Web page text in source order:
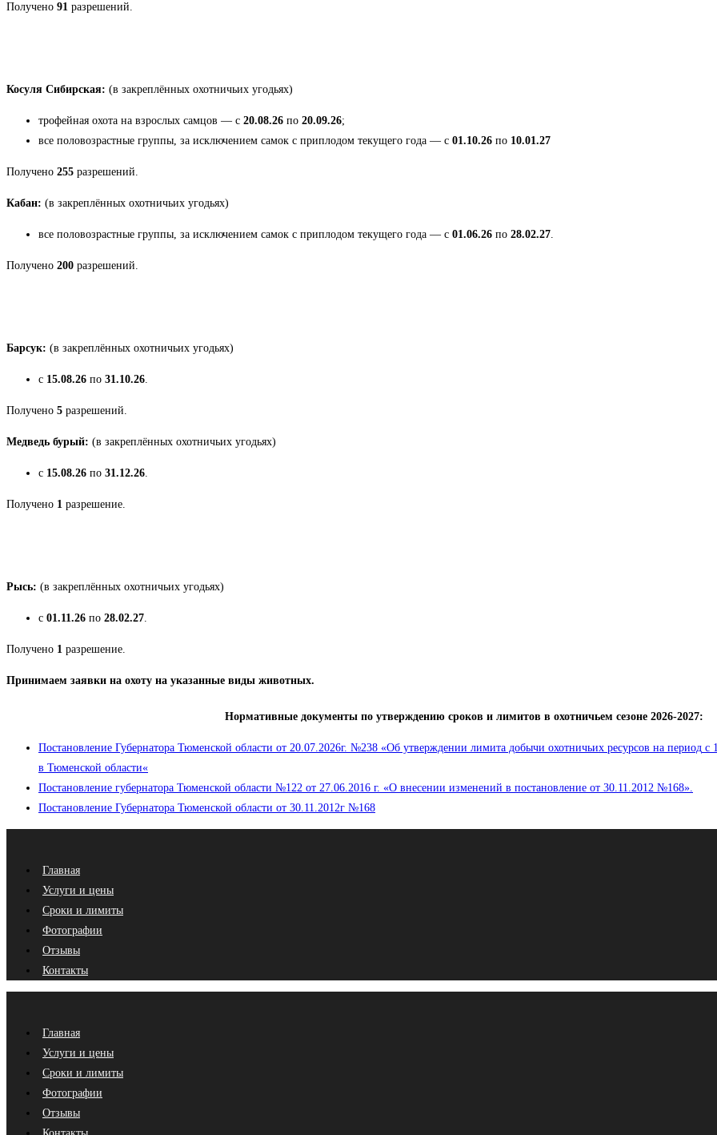
Получено 91 разрешений.
Косуля Сибирская: (в закреплённых охотничьих угодьях)
трофейная охота на взрослых самцов — с 20.08.26 по 20.09.26;
все половозрастные группы, за исключением самок с приплодом текущего года — с 01.10.26 по 10.01.27
Получено 255 разрешений.
Кабан: (в закреплённых охотничьих угодьях)
все половозрастные группы, за исключением самок с приплодом текущего года — с 01.06.26 по 28.02.27.
Получено 200 разрешений.
Барсук: (в закреплённых охотничьих угодьях)
с 15.08.26 по 31.10.26.
Получено 5 разрешений.
Медведь бурый: (в закреплённых охотничьих угодьях)
с 15.08.26 по 31.12.26.
Получено 1 разрешение.
Рысь: (в закреплённых охотничьих угодьях)
с 01.11.26 по 28.02.27.
Получено 1 разрешение.
Принимаем заявки на охоту на указанные виды животных.
Нормативные документы по утверждению сроков и лимитов в охотничьем сезоне 2026-2027:
Постановление Губернатора Тюменской области от 20.07.2026г. №238 «Об утверждении лимита добычи охотничьих ресурсов на период с
в Тюменской области«
Постановление губернатора Тюменской области №122 от 27.06.2016 г. «О внесении изменений в постановление от 30.11.2012 №168».
Постановление Губернатора Тюменской области от 30.11.2012г №168
Главная
Услуги и цены
Сроки и лимиты
Фотографии
Отзывы
Контакты
Главная
Услуги и цены
Сроки и лимиты
Фотографии
Отзывы